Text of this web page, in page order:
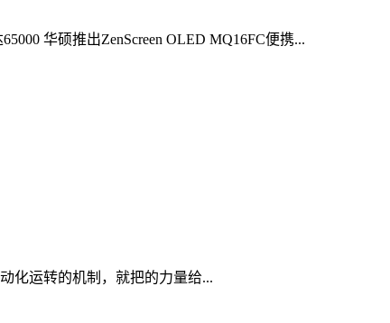
华硕推出ZenScreen OLED MQ16FC便携...
化运转的机制，就把的力量给...